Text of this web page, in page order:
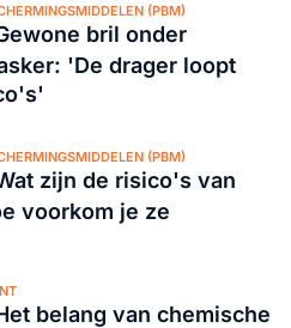
(PBM)
bril onder
'De drager loopt
(PBM)
zijn de risico's van
voorkom je ze
belang van chemische